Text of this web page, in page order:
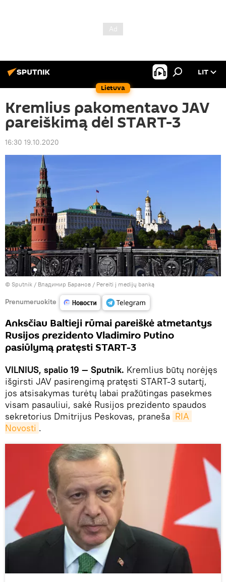
Lietuva
LIT
Kremlius pakomentavo JAV
pareiškimą dėl START-3
16:30 19.10.2020
© Sputnik / Владимир Баранов / Pereiti į medijų banką
Prenumeruokite
Anksčiau Baltieji rūmai pareiškė atmetantys
Rusijos prezidento Vladimiro Putino
pasiūlymą pratęsti START-3
VILNIUS, spalio 19 — Sputnik. Kremlius būtų norėjęs
išgirsti JAV pasirengimą pratęsti START-3 sutartį,
jos atsisakymas turėtų labai pražūtingas pasekmes
visam pasauliui, sakė Rusijos prezidento spaudos
sekretorius Dmitrijus Peskovas, praneša RIA
Novosti .